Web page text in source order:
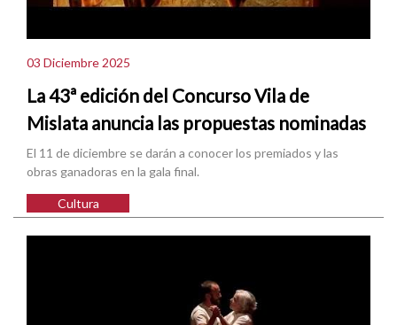
03 Diciembre 2025
La 43ª edición del Concurso Vila de
Mislata anuncia las propuestas nominadas
El 11 de diciembre se darán a conocer los premiados y las
obras ganadoras en la gala final.
Cultura